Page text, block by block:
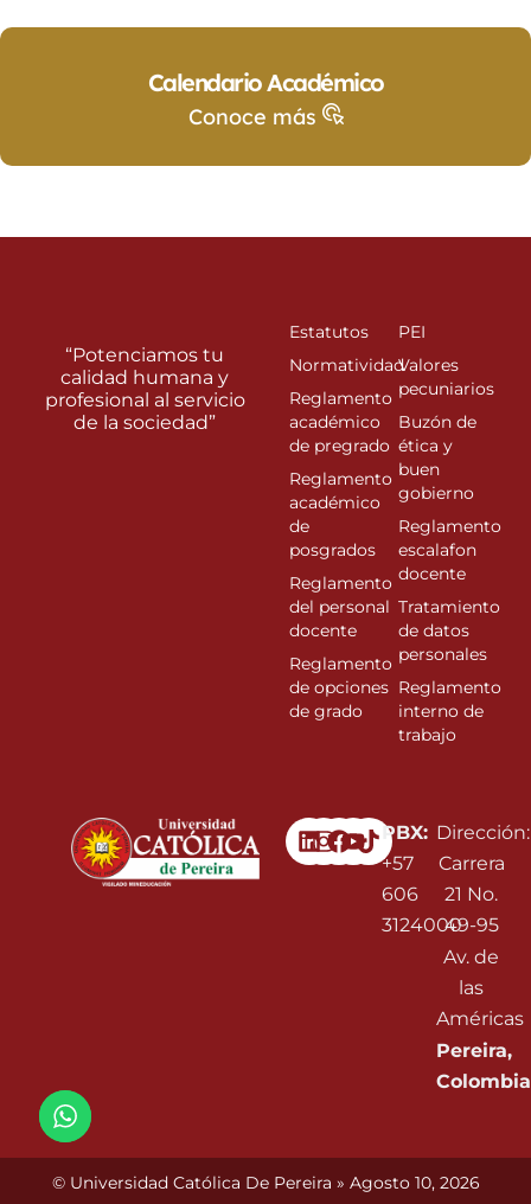
Calendario Académico
Conoce más
Linkedin
Instagram
Facebook
Youtube
PBX:
+57
606
3124000
Dirección:
Carrera
21 No.
49-95
Av. de
las
Américas
Pereira,
Colombia
“Potenciamos tu
calidad humana y
profesional al servicio
de la sociedad”
Estatutos
Normatividad
Reglamento
académico
de pregrado
Reglamento
académico
de
posgrados
Reglamento
del personal
docente
Reglamento
de opciones
de grado
PEI
Valores
pecuniarios
Buzón de
ética y
buen
gobierno
Reglamento
escalafon
docente
Tratamiento
de datos
personales
Reglamento
interno de
trabajo
© Universidad Católica De Pereira » Agosto 10, 2026